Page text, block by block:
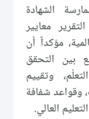
الشهادة
معايير
مؤكداً أن
بين التحقق
وتقييم
وقواعد شفافة
العالي.